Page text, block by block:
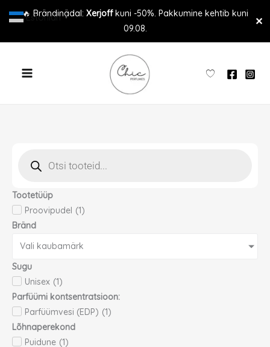
🔥 Brändinädal: Xerjoffkuni -50%. Pakkumine kehtib kuni
09.08.
✕
Tootetüüp
Proovipudel (1)
Bränd
Vali kaubamärk
Sugu
Unisex (1)
Parfüümi kontsentratsioon:
Parfüümvesi (EDP) (1)
Lõhnaperekond
Puidune (1)
Estonian ▼